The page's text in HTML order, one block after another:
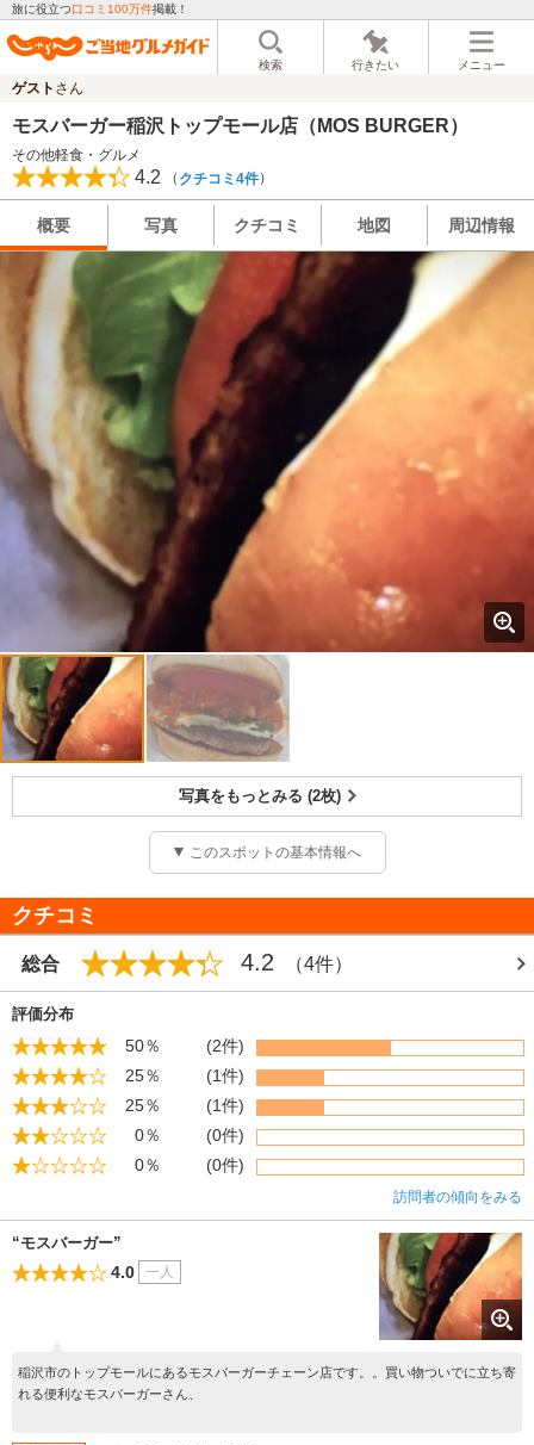
旅に役立つ口コミ100万件掲載！
検索 行きたい メニュー
ゲスト さん
モスバーガー稲沢トップモール店（MOS BURGER）
その他軽食・グルメ
4.2 （ クチコミ4件）
概要 写真 クチコミ 地図 周辺情報
写真をもっとみる (2枚)
このスポットの基本情報へ
クチコミ
総合 4.2 （4件）
評価分布
50％
(2件)
25％
(1件)
25％
(1件)
0％
(0件)
0％
(0件)
訪問者の傾向をみる
“モスバーガー”
4.0 一人
稲沢市のトップモールにあるモスバーガーチェーン店です。。買い物ついでに立ち寄
れる便利なモスバーガーさん、